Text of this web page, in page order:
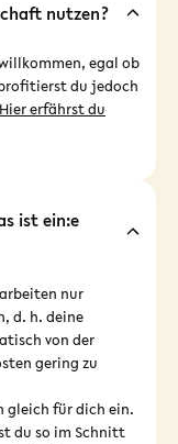
nutzen?
egal ob
du jedoch
Hier erfährst du
ist ein:e
nur
d. h. deine
von der
gering zu
gleich für dich ein.
du so im Schnitt